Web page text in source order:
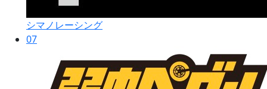
シマノレーシング
07